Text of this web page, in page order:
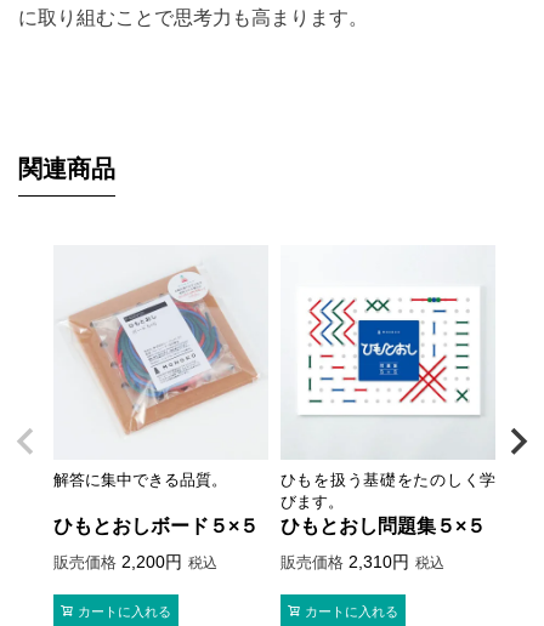
に取り組むことで思考力も高まります。
関連商品
解答に集中できる品質。
ひもとおしボード５×５
販売価格 2,200 税込
カートに入れる
ひもを扱う基礎をたのしく学
びます。
ひもとおし問題集５×５
販売価格 2,310 税込
カートに入れる